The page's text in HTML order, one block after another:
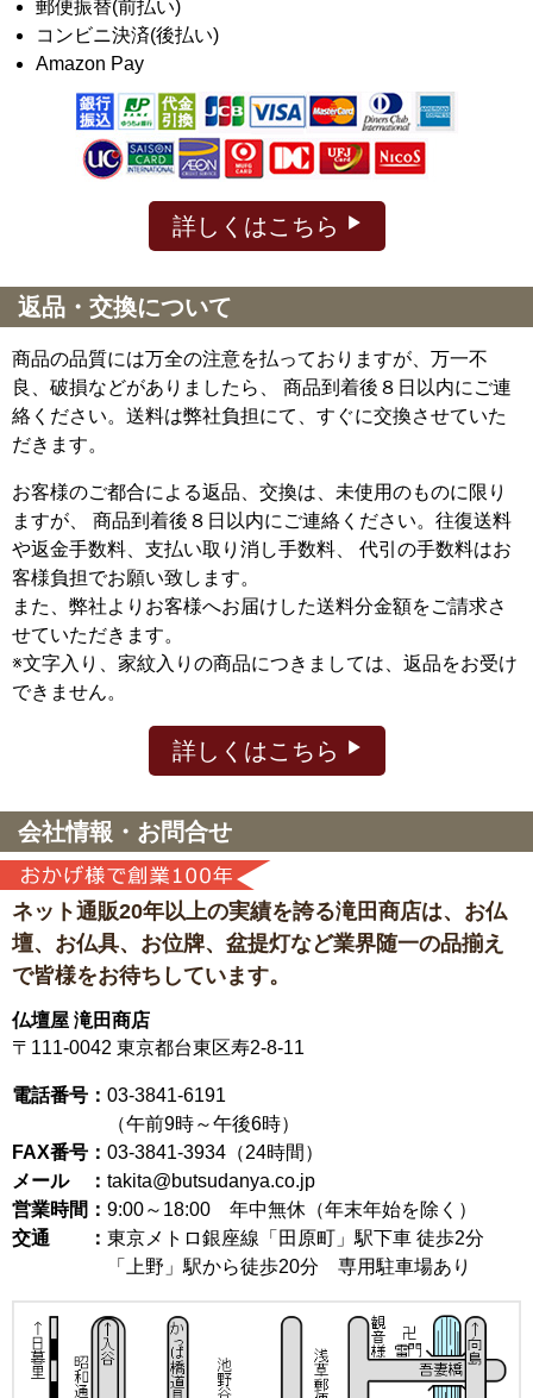
郵便振替(前払い)
コンビニ決済(後払い)
Amazon Pay
詳しくはこちら
返品・交換について
商品の品質には万全の注意を払っておりますが、万一不
良、破損などがありましたら、 商品到着後８日以内にご連
絡ください。送料は弊社負担にて、すぐに交換させていた
だきます。
お客様のご都合による返品、交換は、未使用のものに限り
ますが、
商品到着後８日以内にご連絡ください。往復送料
や返金手数料、支払い取り消し手数料、 代引の手数料はお
客様負担でお願い致します。
また、弊社よりお客様へお届けした送料分金額をご請求さ
せていただきます。
※文字入り、家紋入りの商品につきましては、返品をお受け
できません。
詳しくはこちら
会社情報・お問合せ
ネット通販20年以上の実績を誇る滝田商店は、 お仏
壇、お仏具、お位牌、盆提灯など業界随一の品揃え
で皆様をお待ちしています。
仏壇屋 滝田商店
〒111-0042 東京都台東区寿2-8-11
電話番号： 03-3841-6191
（午前9時～午後6時）
FAX番号： 03-3841-3934（24時間）
メール ： takita@butsudanya.co.jp
営業時間： 9:00～18:00 年中無休（年末年始を除く）
交通 ： 東京メトロ銀座線「田原町」駅下車 徒歩2分
「上野」駅から徒歩20分 専用駐車場あり